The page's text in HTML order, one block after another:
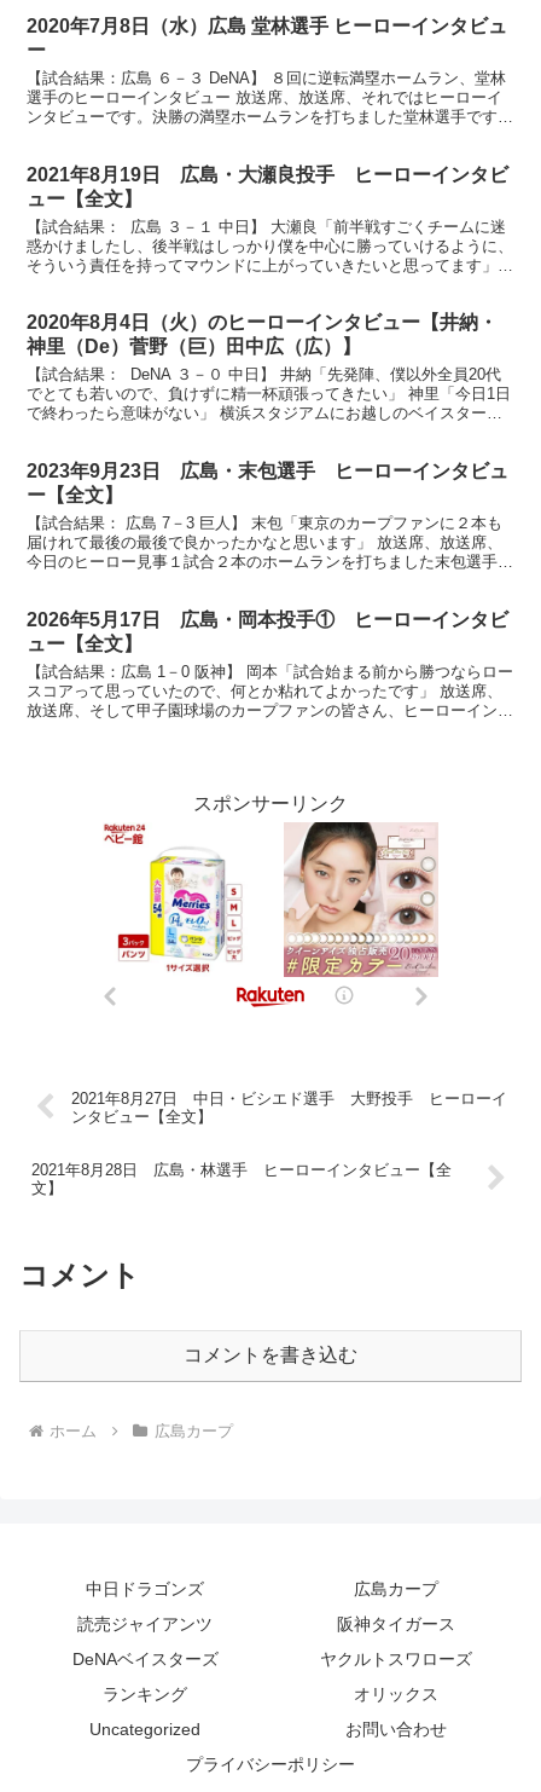
2020年7月8日（水）広島 堂林選手 ヒーローインタビュ
ー
【試合結果：広島 ６－３ DeNA】 ８回に逆転満塁ホームラン、堂林
選手のヒーローインタビュー 放送席、放送席、それではヒーローイ
ンタビューです。決勝の満塁ホームランを打ちました堂林選手です。
2021年8月19日 広島・大瀬良投手 ヒーローインタビ
ュー【全文】
【試合結果： 広島 ３－１ 中日】 大瀬良「前半戦すごくチームに迷
惑かけましたし、後半戦はしっかり僕を中心に勝っていけるように、
そういう責任を持ってマウンドに上がっていきたいと思ってます」
2020年8月4日（火）のヒーローインタビュー【井納・
神里（De）菅野（巨）田中広（広）】
【試合結果： DeNA ３－０ 中日】 井納「先発陣、僕以外全員20代
でとても若いので、負けずに精一杯頑張ってきたい」 神里「今日1日
で終わったら意味がない」 横浜スタジアムにお越しのベイスターズ
2023年9月23日 広島・末包選手 ヒーローインタビュ
ー【全文】
【試合結果： 広島 7－3 巨人】 末包「東京のカープファンに２本も
届けれて最後の最後で良かったかなと思います」 放送席、放送席、
今日のヒーロー見事１試合２本のホームランを打ちました末包選手で
2026年5月17日 広島・岡本投手① ヒーローインタビ
ュー【全文】
【試合結果：広島 1－0 阪神】 岡本「試合始まる前から勝つならロー
スコアって思っていたので、何とか粘れてよかったです」 放送席、
放送席、そして甲子園球場のカープファンの皆さん、ヒーローインタ
スポンサーリンク
2021年8月27日 中日・ビシエド選手 大野投手 ヒーローイ
ンタビュー【全文】
2021年8月28日 広島・林選手 ヒーローインタビュー【全
文】
コメント
コメントを書き込む
ホーム 広島カープ
中日ドラゴンズ
広島カープ
読売ジャイアンツ
阪神タイガース
DeNAベイスターズ
ヤクルトスワローズ
ランキング
オリックス
Uncategorized
お問い合わせ
プライバシーポリシー